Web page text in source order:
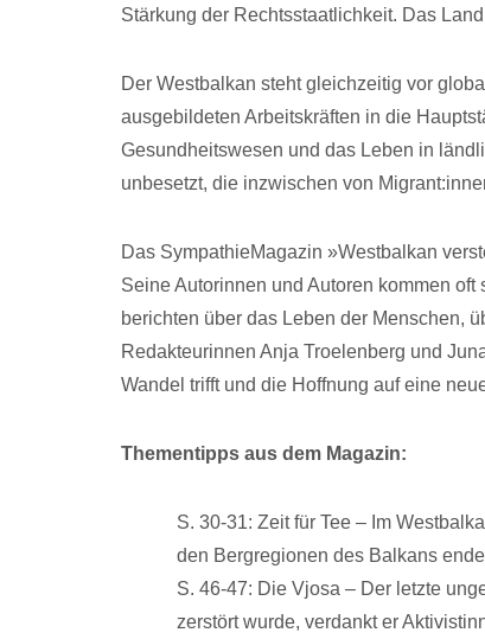
Stärkung der Rechtsstaatlichkeit. Das
Der Westbalkan steht gleichzeitig vor
ausgebildeten Arbeitskräften in die
Gesundheitswesen und das Leben in
unbesetzt, die inzwischen von
Das SympathieMagazin »Westbalkan
Seine Autorinnen und Autoren kommen
berichten über das Leben der Menschen,
Redakteurinnen Anja Troelenberg und
Wandel trifft und die Hoffnung auf eine
Thementipps aus dem Magazin:
S. 30-31: Zeit für Tee – Im
den Bergregionen des Balkans
S. 46-47: Die Vjosa – Der letzte
zerstört wurde, verdankt er